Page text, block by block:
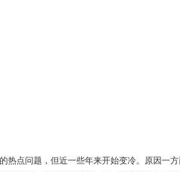
热点问题，但近一些年来开始变冷。原因一